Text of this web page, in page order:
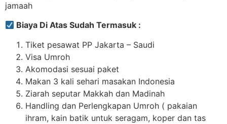
jamaah
Biaya Di Atas Sudah Termasuk :
Tiket pesawat PP Jakarta – Saudi
Visa Umroh
Akomodasi sesuai paket
Makan 3 kali sehari masakan Indonesia
Ziarah seputar Makkah dan Madinah
Handling dan Perlengkapan Umroh ( pakaian
ihram, kain batik untuk seragam, koper dan tas